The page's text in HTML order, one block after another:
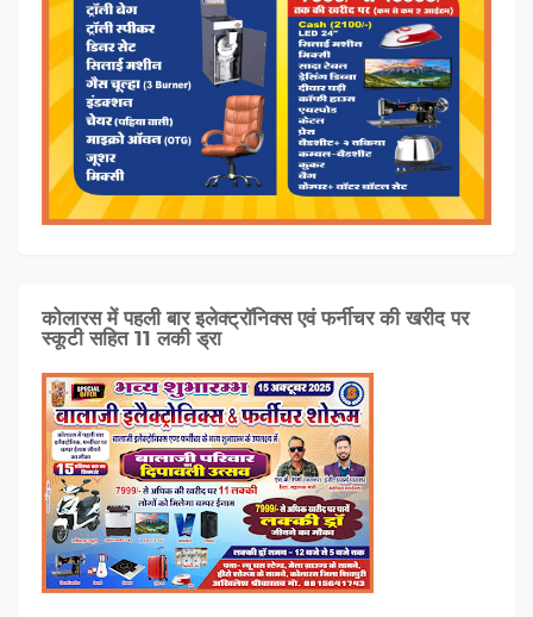
कोलारस में पहली बार इलेक्ट्रॉनिक्स एवं फर्नीचर की खरीद पर
स्कूटी सहित 11 लकी ड्रा